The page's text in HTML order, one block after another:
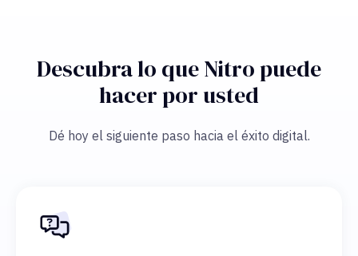
Descubra lo que Nitro puede
hacer por usted
Dé hoy el siguiente paso hacia el éxito digital.